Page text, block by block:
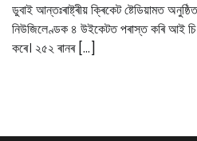
ডুবাই আন্তঃৰাষ্ট্ৰীয় ক্ৰিকেট ষ্টেডিয়ামত
নিউজিলেণ্ডক ৪ উইকেটত পৰাস্ত কৰি আই
কৰে। ২৫২ ৰানৰ […]